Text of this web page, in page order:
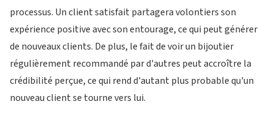
processus. Un client satisfait partagera volontiers son
expérience positive avec son entourage, ce qui peut générer
de nouveaux clients. De plus, le fait de voir un bijoutier
régulièrement recommandé par d'autres peut accroître la
crédibilité perçue, ce qui rend d'autant plus probable qu'un
nouveau client se tourne vers lui.